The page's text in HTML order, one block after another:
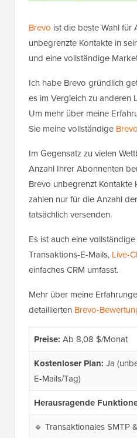
Brevo ist die beste Wahl für
unbegrenzte Kontakte in
und eine vollständige
Ich habe Brevo gründlich
es im Vergleich zu anderen
Um mehr über meine
Sie meine vollständige
Im Gegensatz zu vielen
Anzahl Ihrer Abonnenten
Brevo unbegrenzt Kontakte
zahlen nur für die Anzahl
tatsächlich versenden.
Es ist auch eine
Transaktions-E-Mails, Live-
einfaches CRM umfasst.
Mehr über meine
detaillierten Brevo-
Preise: Ab 8,08 $/Monat
Kostenloser Plan: Ja
E-Mails/Tag)
Herausragende
🔹 Transaktionales SMTP